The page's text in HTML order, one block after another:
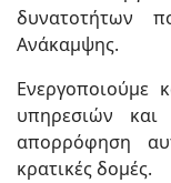
δυνατοτήτων
Ανάκαμψης.
Ενεργοποιούμε
υπηρεσιών
απορρόφηση
κρατικές δομές.